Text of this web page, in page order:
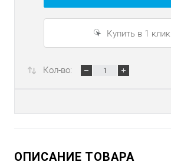
Купить в 1 клик
Кол-во:
ОПИСАНИЕ ТОВАРА